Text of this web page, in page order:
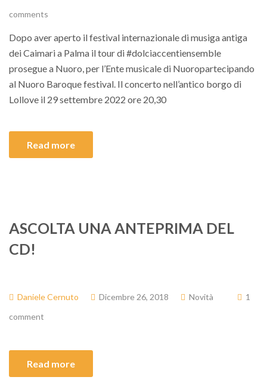
comments
Dopo aver aperto il festival internazionale di musiga antiga
dei Caimari a Palma il tour di #dolciaccentiensemble
prosegue a Nuoro, per l’Ente musicale di Nuoropartecipando
al Nuoro Baroque festival. Il concerto nell’antico borgo di
Lollove il 29 settembre 2022 ore 20,30
Read more
ASCOLTA UNA ANTEPRIMA DEL
CD!
Daniele Cernuto Dicembre 26, 2018 Novità
1
comment
Read more